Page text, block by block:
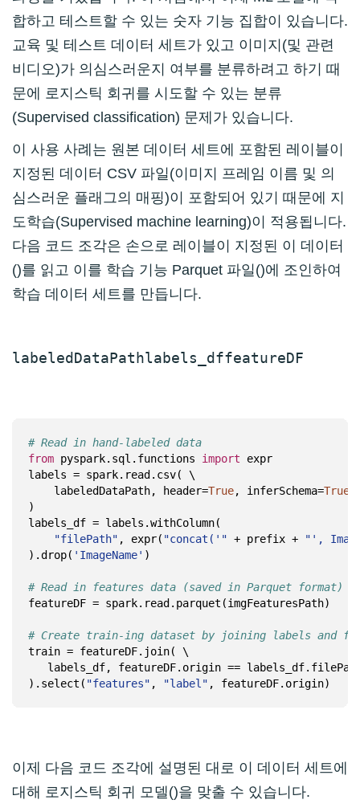
합하고 테스트할 수 있는 숫자 기능 집합이 있습니다.
교육 및 테스트 데이터 세트가 있고 이미지(및 관련
비디오)가 의심스러운지 여부를 분류하려고 하기 때
문에 로지스틱 회귀를 시도할 수 있는 분류
(Supervised classification) 문제가 있습니다.
이 사용 사례는 원본 데이터 세트에 포함된 레이블이
지정된 데이터 CSV 파일(이미지 프레임 이름 및 의
심스러운 플래그의 매핑)이 포함되어 있기 때문에 지
도학습(Supervised machine learning)이 적용됩니다.
다음 코드 조각은 손으로 레이블이 지정된 이 데이터
()를 읽고 이를 학습 기능 Parquet 파일()에 조인하여
학습 데이터 세트를 만듭니다.
labeledDataPathlabels_dffeatureDF
# Read in hand-labeled data
from pyspark.sql.functions import
    labeledDataPath, header=
True, inferSchema=True
)
"filePath" , expr( "concat('" + prefix +
"',
).drop( 'ImageName'
# Read in features data (saved in Parquet format)
featureDF = spark.read.parquet(imgFeaturesPath)
# Create train-ing dataset by joining labels and
train = featureDF.join( \
).select( "features" , "label"
이제 다음 코드 조각에 설명된 대로 이 데이터 세트에
대해 로지스틱 회귀 모델()을 맞출 수 있습니다.